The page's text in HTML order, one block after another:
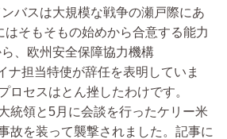
バスは大規模な戦争の瀬戸際にあ
はそもそもの始めから合意する能力
、欧州安全保障協力機構
ナ担当特使が辞任を表明していま
ロセスはとん挫したわけです。
統領と5月に会談を行ったケリー米
故を装って襲撃されました。記事に